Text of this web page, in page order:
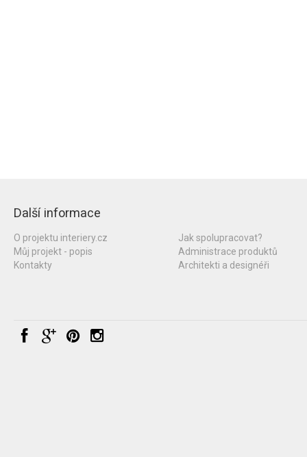
Další informace
O projektu interiery.cz
Můj projekt - popis
Kontakty
Jak spolupracovat?
Administrace produktů
Architekti a designéři